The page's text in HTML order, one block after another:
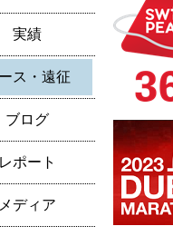
実績
ス・遠征
ブログ
レポート
メディア